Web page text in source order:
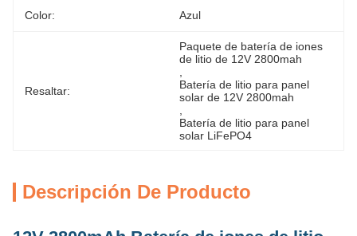
Color: Azul
Resaltar:
Paquete de batería de iones
de litio de 12V 2800mah
Batería de litio para panel
solar de 12V 2800mah
Batería de litio para panel
solar LiFePO4
Descripción De Producto